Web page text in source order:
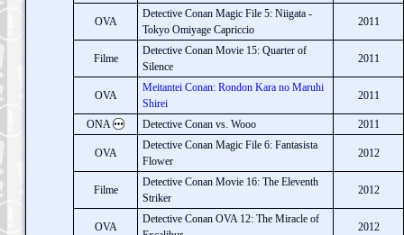
OVA
Detective Conan Magic File 5: Niigata -
Tokyo Omiyage Capriccio
2011
Filme
Detective Conan Movie 15: Quarter of
Silence
2011
OVA
Meitantei Conan: Rondon Kara no Maruhi
Shirei
2011
ONA Detective Conan vs. Wooo 2011
OVA
Detective Conan Magic File 6: Fantasista
Flower
2012
Filme
Detective Conan Movie 16: The Eleventh
Striker
2012
OVA
Detective Conan OVA 12: The Miracle of
2012